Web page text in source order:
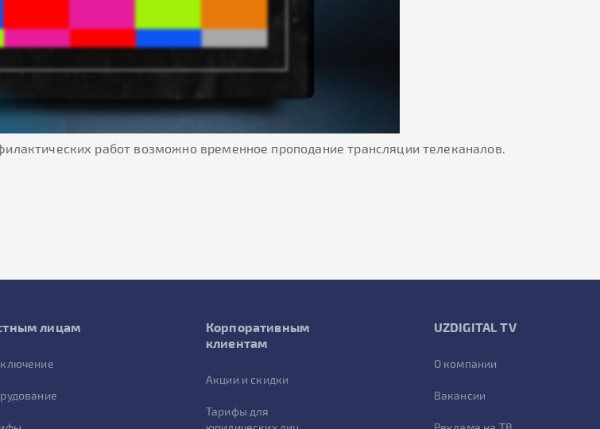
работ возможно временное проподание трансляции телеканалов.
лицам
Корпоративным
клиентам
Акции и скидки
Тарифы для
UZDIGITAL TV
О компании
Вакансии